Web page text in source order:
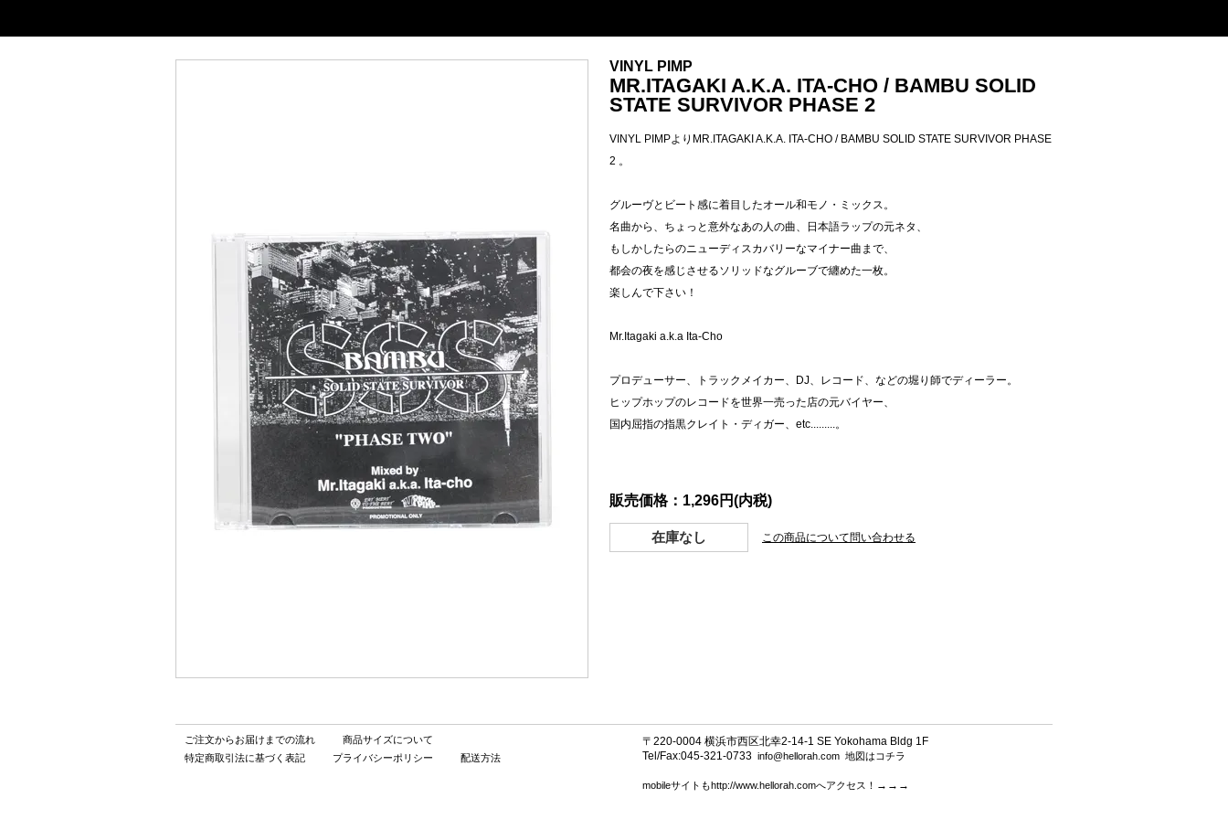
VINYL PIMP
MR.ITAGAKI A.K.A. ITA-CHO / BAMBU SOLID
STATE SURVIVOR PHASE 2
VINYL PIMPよりMR.ITAGAKI A.K.A. ITA-CHO / BAMBU SOLID STATE SURVIVOR PHASE
2 。
グルーヴとビート感に着目したオール和モノ・ミックス。
名曲から、ちょっと意外なあの人の曲、日本語ラップの元ネタ、
もしかしたらのニューディスカバリーなマイナー曲まで、
都会の夜を感じさせるソリッドなグルーブで纏めた一枚。
楽しんで下さい！
Mr.Itagaki a.k.a Ita-Cho
プロデューサー、トラックメイカー、DJ、レコード、などの堀り師でディーラー。
ヒップホップのレコードを世界一売った店の元バイヤー、
国内屈指の指黒クレイト・ディガー、etc.........。
販売価格：1,296円(内税)
在庫なし この商品について問い合わせる
ご注文からお届けまでの流れ
商品サイズについて
特定商取引法に基づく表記
プライバシーポリシー 配送方法
〒220-0004 横浜市西区北幸2-14-1 SE Yokohama Bldg 1F
Tel/Fax:045-321-0733 info@hellorah.com 地図はコチラ
mobileサイトもhttp://www.hellorah.comへアクセス！ →→→